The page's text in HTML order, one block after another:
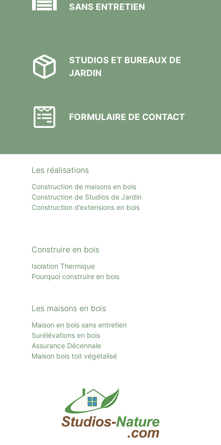
SANS ENTRETIEN
STUDIOS ET BUREAUX DE
JARDIN
FORMULAIRE DE CONTACT
Les réalisations
Construction de maisons en bois
Construction de Studios de Jardin
Construction d’extensions en bois
Construire en bois
Isolation Thermique
Pourquoi construire en bois
Les maisons en bois
Maison en bois sans entretien
Surélévations en bois
Assurance Décennale
Maison bois toit végétalisé